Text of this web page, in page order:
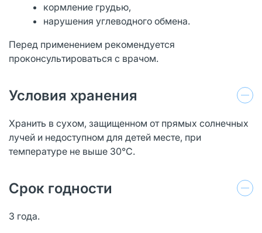
кормление грудью,
нарушения углеводного обмена.
Перед применением рекомендуется
проконсультироваться с врачом.
Условия хранения
Хранить в сухом, защищенном от прямых солнечных
лучей и недоступном для детей месте, при
температуре не выше 30°С.
Срок годности
3 года.